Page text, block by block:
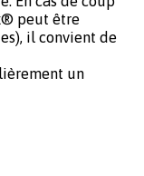
peut être
il convient de
un